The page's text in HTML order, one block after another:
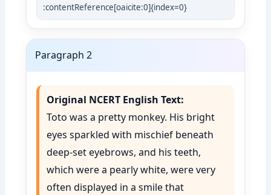
:contentReference[oaicite:0]{index=0}
Paragraph 2
Original NCERT English Text:
Toto was a pretty monkey. His bright
eyes sparkled with mischief beneath
deep-set eyebrows, and his teeth,
which were a pearly white, were very
often displayed in a smile that